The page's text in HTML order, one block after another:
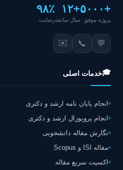
+۵۰۰۰
پروژه موفق
+۱۲
سال سابقه
۹۸٪
رضایت
💬
📞
✉️
🎓خدمات اصلی
انجام پایان نامه ارشد و دکتری
انجام پروپوزال ارشد و دکتری
نگارش مقاله دانشجویی
مقاله ISI و Scopus
اکسپت سریع مقاله